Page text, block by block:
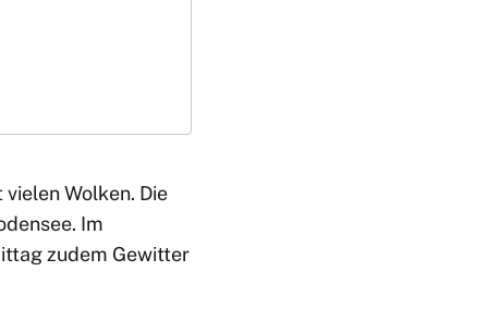
Wolken. Die
Im
zudem Gewitter